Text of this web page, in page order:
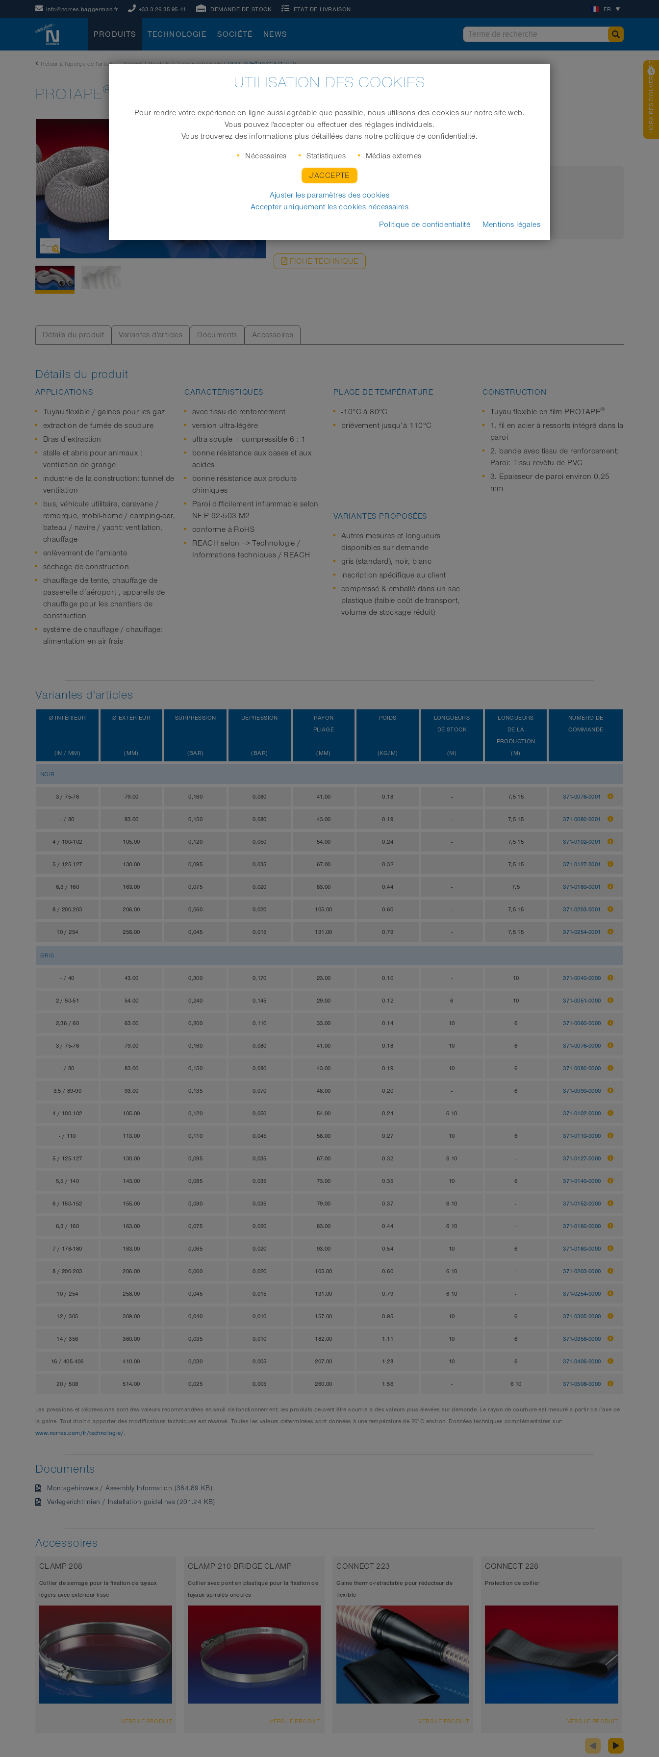
info@norres-baggerman.fr +33 3 26 35 95 41 DEMANDE DE STOCK ETAT DE LIVRAISON FR
PRODUITS TECHNOLOGIE SOCIÉTÉ NEWS
Retour à l'aperçu de l'article Accueil | Produits | Tuyaux industriels | PROTAPE®PVC 371 (LD)
PROTAPE®
Tuyau de ventilation en PVC (jusqu’à +110°C)
Ø intérieur (in / mm)
FICHE TECHNIQUE
Détails du produit Variantes d'articles Documents Accessoires
Détails du produit
APPLICATIONS
Tuyau flexible / gaines pour les gaz
extraction de fumée de soudure
Bras d’extraction
stalle et abris pour animaux :
ventilation de grange
industrie de la construction: tunnel de
ventilation
bus, véhicule utilitaire, caravane /
remorque, mobil-home / camping-car,
bateau / navire / yacht: ventilation,
chauffage
enlèvement de l’amiante
séchage de construction
chauffage de tente, chauffage de
passerelle d’aéroport , appareils de
chauffage pour les chantiers de
construction
système de chauffage / chauffage:
alimentation en air frais
CARACTÉRISTIQUES
avec tissu de renforcement
version ultra-légère
ultra souple + compressible 6 : 1
bonne résistance aux bases et aux
acides
bonne résistance aux produits
chimiques
Paroi difficilement inflammable selon
NF P 92-503 M2
conforme à RoHS
REACH selon --> Technologie /
Informations techniques / REACH
PLAGE DE TEMPÉRATURE
-10°C à 80°C
brièvement jusqu’à 110°C
CONSTRUCTION
Tuyau flexible en film PROTAPE®
1. fil en acier à ressorts intégré dans la
paroi
2. bande avec tissu de renforcement;
Paroi: Tissu revêtu de PVC
3. Epaisseur de paroi environ 0,25
mm
VARIANTES PROPOSÉES
Autres mesures et longueurs
disponibles sur demande
gris (standard), noir, blanc
inscription spécifique au client
compressé & emballé dans un sac
plastique (faible coût de transport,
volume de stockage réduit)
Variantes d'articles
Ø INTÉRIEUR
(IN / MM)
Ø EXTÉRIEUR
(MM)
SURPRESSION
(BAR)
DÉPRESSION
(BAR)
RAYON
PLIAGE
(MM)
POIDS
(KG/M)
LONGUEURS
DE STOCK
(M)
LONGUEURS
DE LA
PRODUCTION
(M)
NUMÉRO DE
COMMANDE
NOIR
3 / 75-76 79.00 0,160 0,080 41.00 0.18 - 7,5 15 371-0076-0001
- / 80 83.00 0,150 0,080 43.00 0.19 - 7,5 15 371-0080-0001
4 / 100-102 105.00 0,120 0,050 54.00 0.24 - 7,5 15 371-0102-0001
5 / 125-127 130.00 0,095 0,035 67.00 0.32 - 7,5 15 371-0127-0001
6,3 / 160 163.00 0,075 0,020 83.00 0.44 - 7,5 371-0160-0001
8 / 200-203 206.00 0,060 0,020 105.00 0.60 - 7,5 15 371-0203-0001
10 / 254 258.00 0,045 0,015 131.00 0.79 - 7,5 15 371-0254-0001
GRIS
- / 40 43.00 0,300 0,170 23.00 0.10 - 10 371-0040-0000
2 / 50-51 54.00 0,240 0,145 29.00 0.12 6 10 371-0051-0000
2,36 / 60 63.00 0,200 0,110 33.00 0.14 10 6 371-0060-0000
3 / 75-76 79.00 0,160 0,080 41.00 0.18 10 6 371-0076-0000
- / 80 83.00 0,150 0,080 43.00 0.19 10 6 371-0080-0000
3,5 / 89-90 93.00 0,135 0,070 48.00 0.20 - 6 371-0090-0000
4 / 100-102 105.00 0,120 0,050 54.00 0.24 6 10 - 371-0102-0000
- / 110 113.00 0,110 0,045 58.00 0.27 10 6 371-0110-0000
5 / 125-127 130.00 0,095 0,035 67.00 0.32 6 10 - 371-0127-0000
5,5 / 140 143.00 0,085 0,035 73.00 0.35 10 6 371-0140-0000
6 / 150-152 155.00 0,080 0,035 79.00 0.37 6 10 - 371-0152-0000
6,3 / 160 163.00 0,075 0,020 83.00 0.44 6 10 - 371-0160-0000
7 / 178-180 183.00 0,065 0,020 93.00 0.54 10 6 371-0180-0000
8 / 200-203 206.00 0,060 0,020 105.00 0.60 6 10 - 371-0203-0000
10 / 254 258.00 0,045 0,015 131.00 0.79 6 10 - 371-0254-0000
12 / 305 309.00 0,040 0,010 157.00 0.95 10 6 371-0305-0000
14 / 356 360.00 0,035 0,010 182.00 1.11 10 6 371-0356-0000
16 / 405-406 410.00 0,030 0,005 207.00 1.28 10 6 371-0406-0000
20 / 508 514.00 0,025 0,005 260.00 1.56 - 6 10 371-0508-0000
Les pressions et dépressions sont des valeurs recommandées en seuil de fonctionnement; les produits peuvent être soumis à des valeurs plus élevées sur demande. Le rayon de courbure est mesuré à partir de l’axe de
la gaine. Tout droit d ́apporter des modifications techniques est réservé. Toutes les valeurs déterminées sont données à une température de 20°C environ. Données techniques complémentaires sur:
www.norres.com/fr/technologie/.
Documents
Montagehinweis / Assembly Information (384.89 KB)
Verlegerichtlinien / Installation guidelines (201.24 KB)
Accessoires
CLAMP 208
Collier de serrage pour la fixation de tuyaux
légers avec extérieur lisse
VERS LE PRODUIT
CLAMP 210 BRIDGE CLAMP
Collier avec pont en plastique pour la fixation de
tuyaux spiralés ondulés
VERS LE PRODUIT
CONNECT 223
Gaine thermo-retractable pour réducteur de
flexible
VERS LE PRODUIT
CONNECT 228
Protection de collier
VERS LE PRODUIT
HORAIRES D'OUVERTURES
UTILISATION DES COOKIES
Pour rendre votre expérience en ligne aussi agréable que possible, nous utilisons des cookies sur notre site web.
Vous pouvez l'accepter ou effectuer des réglages individuels.
Vous trouverez des informations plus détaillées dans notre politique de confidentialité.
Nécessaires Statistiques Médias externes
J'ACCEPTE
Ajuster les paramètres des cookies
Accepter uniquement les cookies nécessaires
Politique de confidentialité
Mentions légales